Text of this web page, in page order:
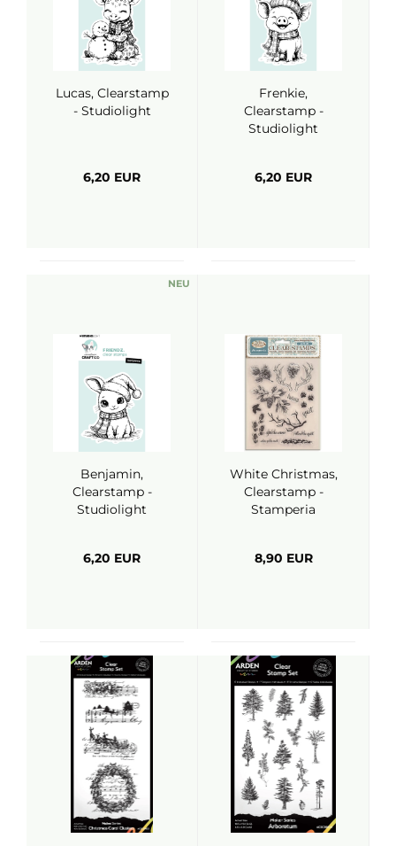
Lucas, Clearstamp
- Studiolight
6,20 EUR
Frenkie,
Clearstamp -
Studiolight
6,20 EUR
NEU
Benjamin,
Clearstamp -
Studiolight
6,20 EUR
White Christmas,
Clearstamp -
Stamperia
8,90 EUR